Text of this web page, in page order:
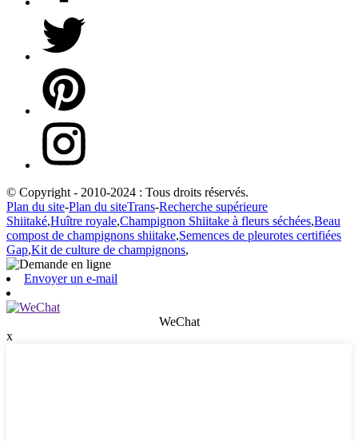
© Copyright - 2010-2024 : Tous droits réservés.
Plan du site-Plan du siteTrans-Recherche supérieure
Shiitaké,Huître royale,Champignon Shiitake à fleurs séchées,Beau
compost de champignons shiitake,Semences de pleurotes certifiées
Gap,Kit de culture de champignons,
Envoyer un e-mail
WeChat
x